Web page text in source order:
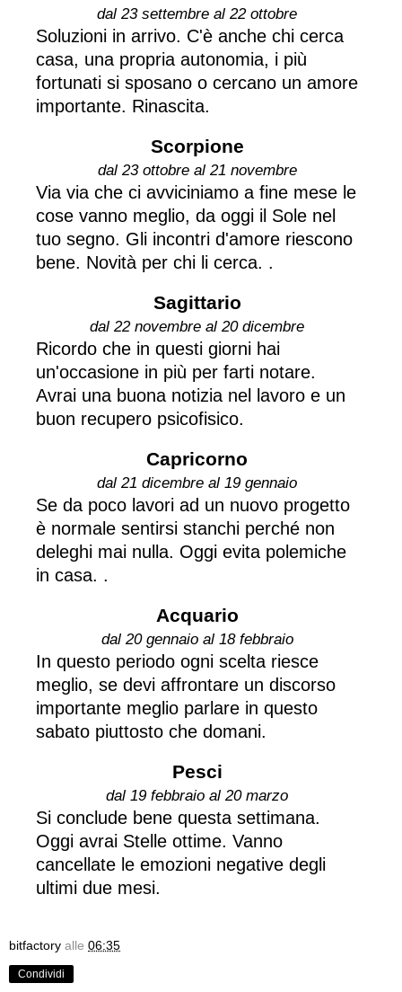
dal 23 settembre al 22 ottobre
Soluzioni in arrivo. C'è anche chi cerca
casa, una propria autonomia, i più
fortunati si sposano o cercano un amore
importante. Rinascita.
Scorpione
dal 23 ottobre al 21 novembre
Via via che ci avviciniamo a fine mese le
cose vanno meglio, da oggi il Sole nel
tuo segno. Gli incontri d'amore riescono
bene. Novità per chi li cerca. .
Sagittario
dal 22 novembre al 20 dicembre
Ricordo che in questi giorni hai
un'occasione in più per farti notare.
Avrai una buona notizia nel lavoro e un
buon recupero psicofisico.
Capricorno
dal 21 dicembre al 19 gennaio
Se da poco lavori ad un nuovo progetto
è normale sentirsi stanchi perché non
deleghi mai nulla. Oggi evita polemiche
in casa. .
Acquario
dal 20 gennaio al 18 febbraio
In questo periodo ogni scelta riesce
meglio, se devi affrontare un discorso
importante meglio parlare in questo
sabato piuttosto che domani.
Pesci
dal 19 febbraio al 20 marzo
Si conclude bene questa settimana.
Oggi avrai Stelle ottime. Vanno
cancellate le emozioni negative degli
ultimi due mesi.
bitfactory alle 06:35
Condividi